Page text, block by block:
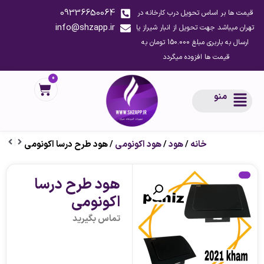
قیمت ها بر اساس تحویل درب کارخانه در
تهران میباشد جهت تحویل از انبار شیراز یا
ارسال به باربری مبلغ 150.000 تومان به
قیمت ها افزوده میگردد
09336650064
info@shzapp.ir
منو
0
خانه/هود/هود اکونومی/ هود طرح درسا اکونومی
هود طرح درسا
اکونومی
تماس بگیرید